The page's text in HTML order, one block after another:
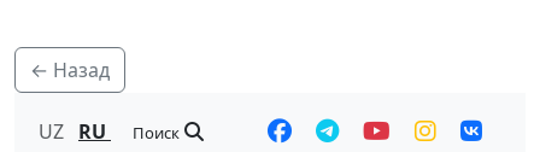
← Назад
UZ RU Поиск